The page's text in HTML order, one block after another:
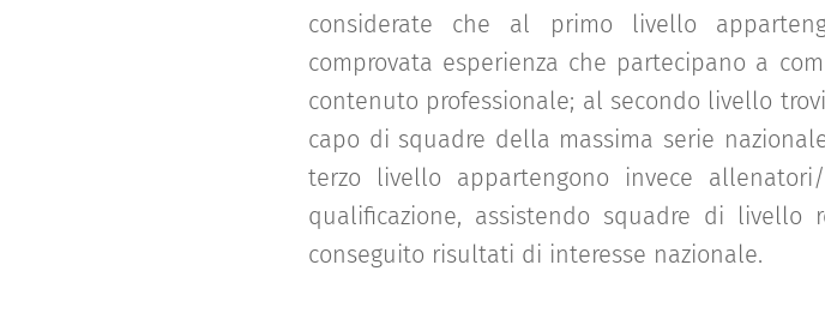
considerate che al primo livello
comprovata esperienza che partecipano a
contenuto professionale; al secondo livello
capo di squadre della massima serie
terzo livello appartengono invece
qualificazione, assistendo squadre di
conseguito risultati di interesse nazionale.